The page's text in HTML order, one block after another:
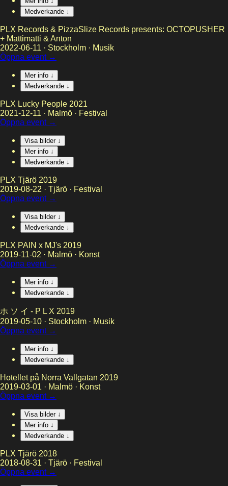
Medverkande ↓
PLX Records & PizzaSlize Records presents: OCTOPUSHER
+ Mattimatti & Anton
2022-06-11 · Stockholm · Musik
Öppna event →
Mer info ↓
Medverkande ↓
PLX Lucky People 2021
2021-12-11 · Malmö · Festival
Öppna event →
Visa bilder ↓
Mer info ↓
Medverkande ↓
PLX Tjärö 2019
2019-08-22 · Tjärö · Festival
Öppna event →
Visa bilder ↓
Medverkande ↓
PLX PAIN x MJ's 2019
2019-11-02 · Malmö · Konst
Öppna event →
Mer info ↓
Medverkande ↓
ホ ソ イ - P L X 2019
2019-05-10 · Stockholm · Musik
Öppna event →
Mer info ↓
Medverkande ↓
Hotellet på Norra Vallgatan 2019
2019-03-01 · Malmö · Konst
Öppna event →
Visa bilder ↓
Mer info ↓
Medverkande ↓
PLX Tjärö 2018
2018-08-31 · Tjärö · Festival
Öppna event →